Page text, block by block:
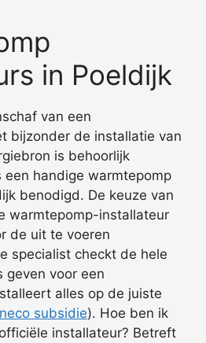
in Poeldijk
van een
bijzonder de installatie van
is behoorlijk
een handige warmtepomp
benodigd. De keuze van
warmtepomp-installateur
de uit te voeren
specialist checkt de hele
geven voor een
alles op de juiste
subsidie). Hoe ben ik
installateur? Betreft